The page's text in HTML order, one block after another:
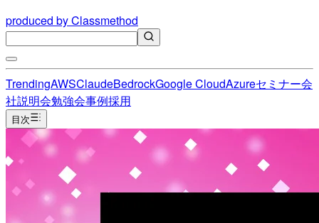
produced by Classmethod
TrendingAWSClaudeBedrockGoogle CloudAzureセミナー会
社説明会勉強会事例採用
目次